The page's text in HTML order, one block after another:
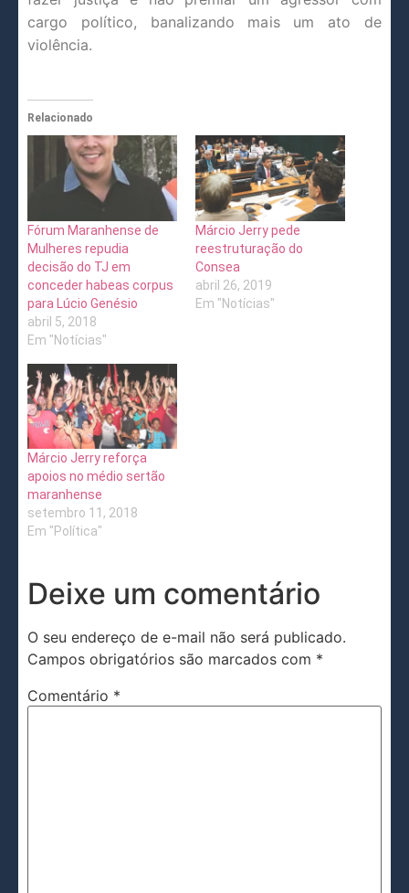
cargo político, banalizando mais um ato de
violência.
Relacionado
Fórum Maranhense de
Mulheres repudia
decisão do TJ em
conceder habeas corpus
para Lúcio Genésio
abril 5, 2018
Em "Notícias"
Márcio Jerry pede
reestruturação do
Consea
abril 26, 2019
Em "Notícias"
Márcio Jerry reforça
apoios no médio sertão
maranhense
setembro 11, 2018
Em "Política"
Deixe um comentário
O seu endereço de e-mail não será publicado.
Campos obrigatórios são marcados com *
Comentário *